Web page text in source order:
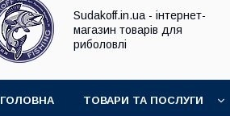
Sudakoff.in.ua - інтернет-
магазин товарів для
риболовлі
ГОЛОВНА ТОВАРИ ТА ПОСЛУГИ